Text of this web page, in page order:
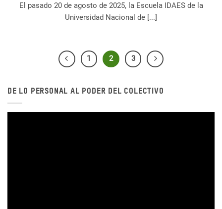
El pasado 20 de agosto de 2025, la Escuela IDAES de la
Universidad Nacional de [...]
1 2 3
DE LO PERSONAL AL PODER DEL COLECTIVO